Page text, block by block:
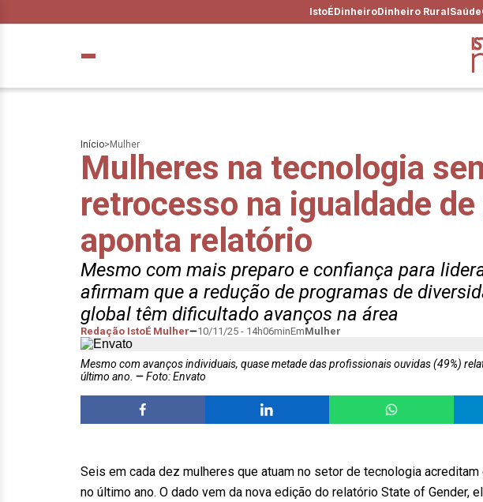
IstoÉDinheiroDinheiro RuralSaúde
Início> Mulher
Mulheres na tecnologia
retrocesso na igualdade de
aponta relatório
Mesmo com mais preparo e confiança para
afirmam que a redução de programas de
global têm dificultado avanços na área
Redação IstoÉ Mulher 10/11/25 - 14h06minEmMulher
Mesmo com avanços individuais, quase metade das profissionais ouvidas (49%)
último ano.
Foto: Envato
Seis em cada dez mulheres que atuam no setor de tecnologia
no último ano. O dado vem da nova edição do relatório State of Gender,